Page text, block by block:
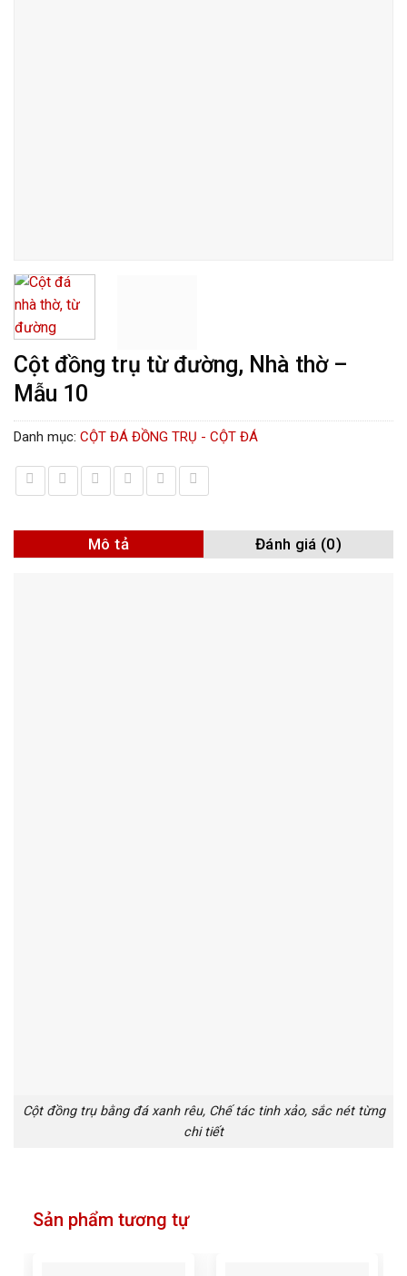
Cột đồng trụ từ đường, Nhà thờ –
Mẫu 10
Danh mục: CỘT ĐÁ ĐỒNG TRỤ - CỘT ĐÁ
Mô tả Đánh giá (0)
Cột đồng trụ bằng đá xanh rêu, Chế tác tinh xảo, sắc nét từng
chi tiết
Sản phẩm tương tự